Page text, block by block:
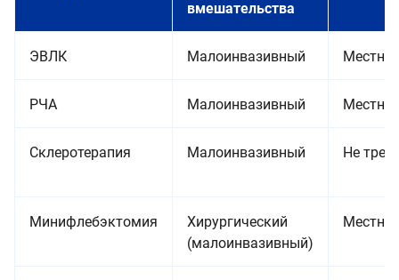
вмешательства
ЭВЛК Малоинвазивный
РЧА Малоинвазивный
Склеротерапия Малоинвазивный Не
Минифлебэктомия
Хирургический
(малоинвазивный)